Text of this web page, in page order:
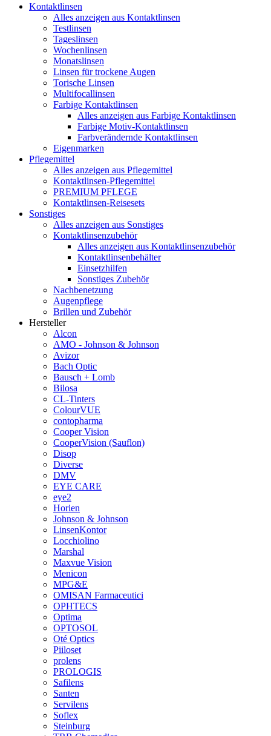
Kontaktlinsen
Alles anzeigen aus Kontaktlinsen
Testlinsen
Tageslinsen
Wochenlinsen
Monatslinsen
Linsen für trockene Augen
Torische Linsen
Multifocallinsen
Farbige Kontaktlinsen
Alles anzeigen aus Farbige Kontaktlinsen
Farbige Motiv-Kontaktlinsen
Farbverändernde Kontaktlinsen
Eigenmarken
Pflegemittel
Alles anzeigen aus Pflegemittel
Kontaktlinsen-Pflegemittel
PREMIUM PFLEGE
Kontaktlinsen-Reisesets
Sonstiges
Alles anzeigen aus Sonstiges
Kontaktlinsenzubehör
Alles anzeigen aus Kontaktlinsenzubehör
Kontaktlinsenbehälter
Einsetzhilfen
Sonstiges Zubehör
Nachbenetzung
Augenpflege
Brillen und Zubehör
Hersteller
Alcon
AMO - Johnson & Johnson
Avizor
Bach Optic
Bausch + Lomb
Bilosa
CL-Tinters
ColourVUE
contopharma
Cooper Vision
CooperVision (Sauflon)
Disop
Diverse
DMV
EYE CARE
eye2
Horien
Johnson & Johnson
LinsenKontor
Locchiolino
Marshal
Maxvue Vision
Menicon
MPG&E
OMISAN Farmaceutici
OPHTECS
Optima
OPTOSOL
Oté Optics
Piiloset
prolens
PROLOGIS
Safilens
Santen
Servilens
Soflex
Steinburg